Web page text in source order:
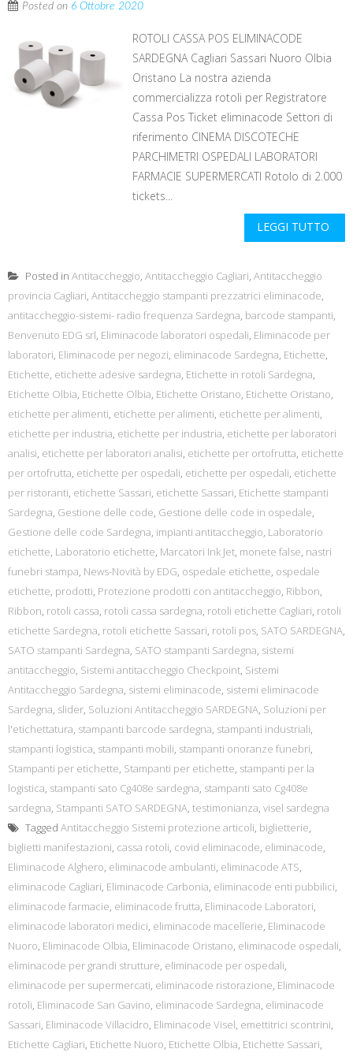
Posted on 6 Ottobre 2020
ROTOLI CASSA POS ELIMINACODE
SARDEGNA Cagliari Sassari Nuoro Olbia
Oristano La nostra azienda
commercializza rotoli per Registratore
Cassa Pos Ticket eliminacode Settori di
riferimento CINEMA DISCOTECHE
PARCHIMETRI OSPEDALI LABORATORI
FARMACIE SUPERMERCATI Rotolo di 2.000
tickets...
LEGGI TUTTO
Posted in Antitaccheggio, Antitaccheggio Cagliari, Antitaccheggio
provincia Cagliari, Antitaccheggio stampanti prezzatrici eliminacode,
antitaccheggio-sistemi- radio frequenza Sardegna, barcode stampanti,
Benvenuto EDG srl, Eliminacode laboratori ospedali, Eliminacode per
laboratori, Eliminacode per negozi, eliminacode Sardegna, Etichette,
Etichette, etichette adesive sardegna, Etichette in rotoli Sardegna,
Etichette Olbia, Etichette Olbia, Etichette Oristano, Etichette Oristano,
etichette per alimenti, etichette per alimenti, etichette per alimenti,
etichette per industria, etichette per industria, etichette per laboratori
analisi, etichette per laboratori analisi, etichette per ortofrutta, etichette
per ortofrutta, etichette per ospedali, etichette per ospedali, etichette
per ristoranti, etichette Sassari, etichette Sassari, Etichette stampanti
Sardegna, Gestione delle code, Gestione delle code in ospedale,
Gestione delle code Sardegna, impianti antitaccheggio, Laboratorio
etichette, Laboratorio etichette, Marcatori Ink Jet, monete false, nastri
funebri stampa, News-Novità by EDG, ospedale etichette, ospedale
etichette, prodotti, Protezione prodotti con antitaccheggio, Ribbon,
Ribbon, rotoli cassa, rotoli cassa sardegna, rotoli etichette Cagliari, rotoli
etichette Sardegna, rotoli etichette Sassari, rotoli pos, SATO SARDEGNA,
SATO stampanti Sardegna, SATO stampanti Sardegna, sistemi
antitaccheggio, Sistemi antitaccheggio Checkpoint, Sistemi
Antitaccheggio Sardegna, sistemi eliminacode, sistemi eliminacode
Sardegna, slider, Soluzioni Antitaccheggio SARDEGNA, Soluzioni per
l'etichettatura, stampanti barcode sardegna, stampanti industriali,
stampanti logistica, stampanti mobili, stampanti onoranze funebri,
Stampanti per etichette, Stampanti per etichette, stampanti per la
logistica, stampanti sato Cg408e sardegna, stampanti sato Cg408e
sardegna, Stampanti SATO SARDEGNA, testimonianza, visel sardegna
Tagged Antitaccheggio Sistemi protezione articoli, biglietterie,
biglietti manifestazioni, cassa rotoli, covid eliminacode, eliminacode,
Eliminacode Alghero, eliminacode ambulanti, eliminacode ATS,
eliminacode Cagliari, Eliminacode Carbonia, eliminacode enti pubbilici,
eliminacode farmacie, eliminacode frutta, Eliminacode Laboratori,
eliminacode laboratori medici, eliminacode macellerie, Eliminacode
Nuoro, Eliminacode Olbia, Eliminacode Oristano, eliminacode ospedali,
eliminacode per grandi strutture, eliminacode per ospedali,
eliminacode per supermercati, eliminacode ristorazione, Eliminacode
rotoli, Eliminacode San Gavino, eliminacode Sardegna, eliminacode
Sassari, Eliminacode Villacidro, Eliminacode Visel, emettitrici scontrini,
Etichette Cagliari, Etichette Nuoro, Etichette Olbia, Etichette Sassari,